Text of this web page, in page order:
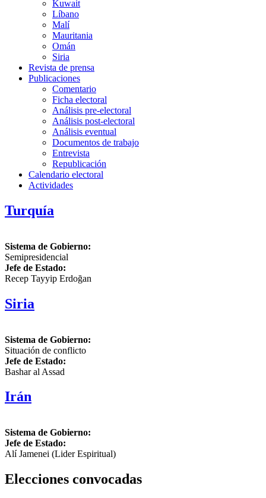
Kuwait
Líbano
Malí
Mauritania
Omán
Siria
Revista de prensa
Publicaciones
Comentario
Ficha electoral
Análisis pre-electoral
Análisis post-electoral
Análisis eventual
Documentos de trabajo
Entrevista
Republicación
Calendario electoral
Actividades
Turquía
Sistema de Gobierno:
Semipresidencial
Jefe de Estado:
Recep Tayyip Erdoğan
Siria
Sistema de Gobierno:
Situación de conflicto
Jefe de Estado:
Bashar al Assad
Irán
Sistema de Gobierno:
Jefe de Estado:
Alí Jamenei (Lider Espiritual)
Elecciones convocadas